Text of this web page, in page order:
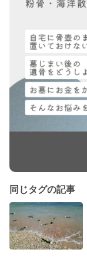
同じタグの記事